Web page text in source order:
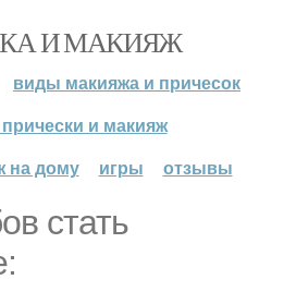
И МАКИЯЖ
виды макияжа и причесок
прически и макияж
на дому
игры отзывы
стать